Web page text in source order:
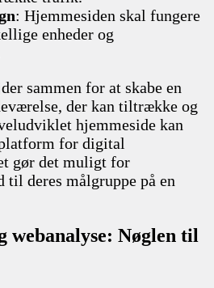
: Hjemmesiden skal fungere
enheder og
sammen for at skabe en
der kan tiltrække og
hjemmeside kan
for digital
gør det muligt for
til deres målgruppe på en
webanalyse: Nøglen til